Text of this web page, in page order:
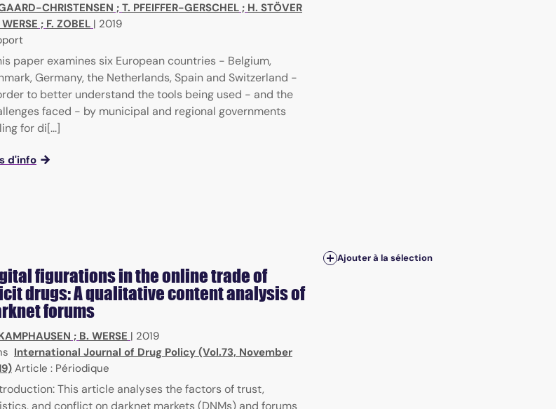
CHRISTENSEN ; T. PFEIFFER-GERSCHEL ; H. STÖVER
; F. ZOBEL | 2019
paper examines six European countries - Belgium,
Germany, the Netherlands, Spain and Switzerland -
to better understand the tools being used - and the
faced - by municipal and regional governments
for di[...]
d'info
figurations in the online trade of
drugs: A qualitative content analysis of
forums
; B. WERSE | 2019
International Journal of Drug Policy (Vol.73, November
Article : Périodique
This article analyses the factors of trust,
and conflict on darknet markets (DNMs) and forums
Ajouter à la sélection